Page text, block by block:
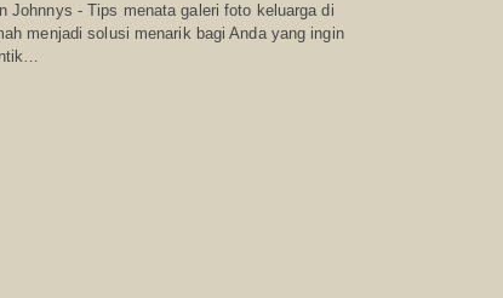
Johnnys - Tips menata galeri foto keluarga di
menjadi solusi menarik bagi Anda yang ingin